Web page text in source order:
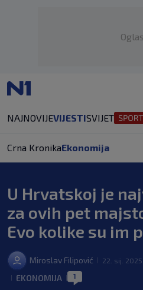
Oglas
NAJNOVIJEVIJESTISVIJET
Crna KronikaEkonomija
U Hrvatskoj je
za ovih pet
Evo kolike su im
Miroslav Filipović 22. sij.
EKONOMIJA 1